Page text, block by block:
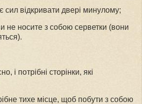
сил відкривати двері минулому;
не носите з собою серветки (вони
і потрібні сторінки, які
тихе місце, щоб побути з собою